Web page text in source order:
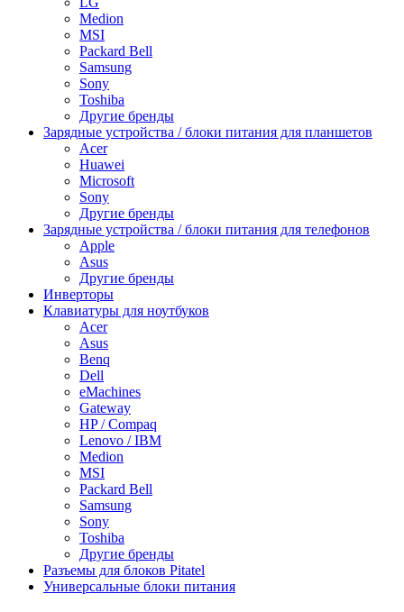
Medion
MSI
Packard Bell
Samsung
Sony
Toshiba
Другие бренды
Зарядные устройства / блоки питания для планшетов
Acer
Huawei
Microsoft
Sony
Другие бренды
Зарядные устройства / блоки питания для телефонов
Apple
Asus
Другие бренды
Инверторы
Клавиатуры для ноутбуков
Acer
Asus
Benq
Dell
eMachines
Gateway
HP / Compaq
Lenovo / IBM
Medion
MSI
Packard Bell
Samsung
Sony
Toshiba
Другие бренды
Разъемы для блоков Pitatel
Универсальные блоки питания